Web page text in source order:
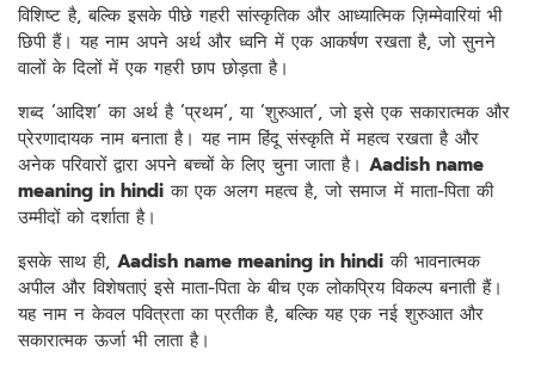
विशिष्ट है, बल्कि इसके पीछे गहरी सांस्कृतिक और आध्यात्मिक ज़िम्मेवारियां भी
छिपी हैं। यह नाम अपने अर्थ और ध्वनि में एक आकर्षण रखता है, जो सुनने
वालों के दिलों में एक गहरी छाप छोड़ता है।
शब्द ‘आदिश’ का अर्थ है ‘प्रथम’, या ‘शुरुआत’, जो इसे एक सकारात्मक और
प्रेरणादायक नाम बनाता है। यह नाम हिंदू संस्कृति में महत्व रखता है और
अनेक परिवारों द्वारा अपने बच्चों के लिए चुना जाता है। Aadish name
meaning in hindi का एक अलग महत्व है, जो समाज में माता-पिता की
उम्मीदों को दर्शाता है।
इसके साथ ही, Aadish name meaning in hindi की भावनात्मक
अपील और विशेषताएं इसे माता-पिता के बीच एक लोकप्रिय विकल्प बनाती हैं।
यह नाम न केवल पवित्रता का प्रतीक है, बल्कि यह एक नई शुरुआत और
सकारात्मक ऊर्जा भी लाता है।